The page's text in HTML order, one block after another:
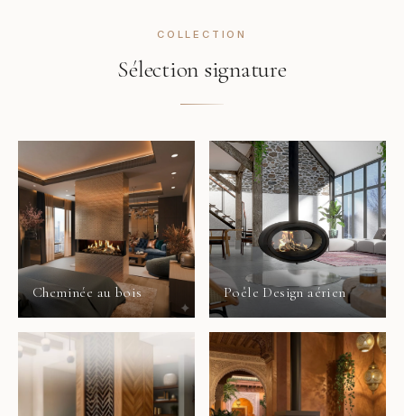
COLLECTION
Sélection signature
Cheminée au bois Poêle Design aérien